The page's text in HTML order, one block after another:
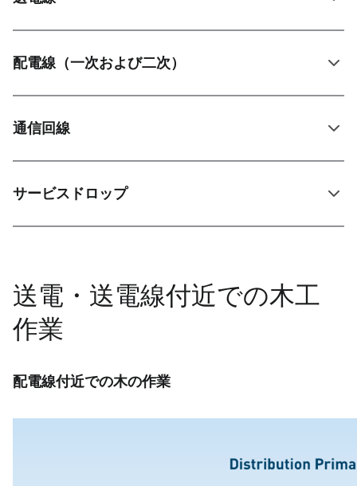
配電線（一次および二次）
通信回線
サービスドロップ
送電・送電線付近での木工
作業
配電線付近での木の作業